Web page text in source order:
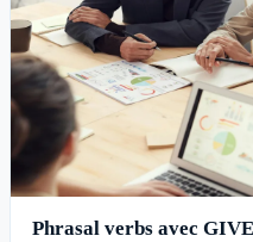
Phrasal verbs avec